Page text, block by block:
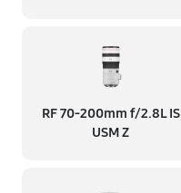
RF 70‑200mm f/2.8L IS
USM Z